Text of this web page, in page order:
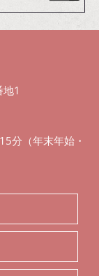
1
分（年末年始・